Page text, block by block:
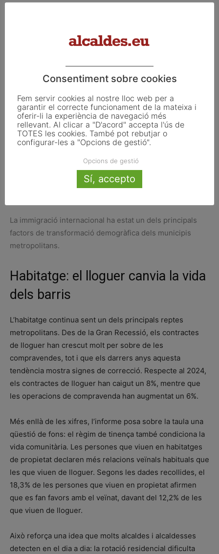
equipaments de proximitat, les escoles, els serveis
socials, la cultura, l’esport, l’espai públic i la capacitat dels
La immigració internacional ha estat un dels principals
factors de transformació demogràfica dels municipis
metropolitans.
Habitatge: el lloguer canvia la vida
dels barris
L’habitatge continua sent un dels principals reptes
metropolitans. Des de la Gran Recessió, els contractes
de lloguer han crescut molt per sobre de les
compravendes, tot i que els darrers anys aquesta
tendència mostra signes de correcció. Respecte al 2024,
els contractes de lloguer han caigut un 8%, mentre que
les operacions de compravenda han augmentat un 6%.
Més enllà de les xifres, l’informe posa sobre la taula una
qüestió de fons: el règim de tinença també condiciona la
vida comunitària. Les persones que viuen en habitatges
de propietat declaren més relacions veïnals habituals que
les que viuen de lloguer. Segons les dades recollides, el
18,3% de les persones que viuen en propietat afirmen
que es fan favors amb el veïnat, davant del 12,2% de les
que viuen de lloguer.
Això reforça una idea que molts alcaldes i alcaldesses
detecten en el dia a dia: la rotació residencial dificulta
Consentiment sobre cookies
Fem servir cookies al nostre lloc web per a
garantir el correcte funcionament de la mateixa i
oferir-li la experiència de navegació més
rellevant. Al clicar a "D'acord" accepta l'ús de
TOTES les cookies. També pot rebutjar o
configurar-les a "Opcions de gestió".
Opcions de gestió
Sí, accepto